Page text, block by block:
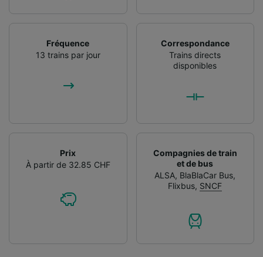
Fréquence
13 trains par jour
Correspondance
Trains directs
disponibles
Prix
À partir de 32.85 CHF
Compagnies de train
et de bus
ALSA, BlaBlaCar Bus,
Flixbus, SNCF